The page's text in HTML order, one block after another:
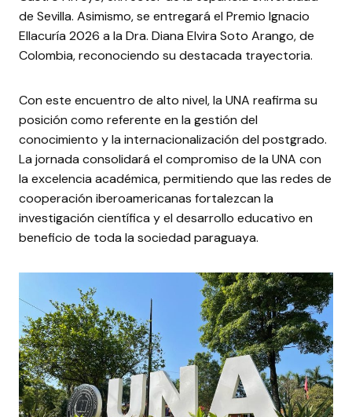
de Sevilla. Asimismo, se entregará el Premio Ignacio
Ellacuría 2026 a la Dra. Diana Elvira Soto Arango, de
Colombia, reconociendo su destacada trayectoria.
Con este encuentro de alto nivel, la UNA reafirma su
posición como referente en la gestión del
conocimiento y la internacionalización del postgrado.
La jornada consolidará el compromiso de la UNA con
la excelencia académica, permitiendo que las redes de
cooperación iberoamericanas fortalezcan la
investigación científica y el desarrollo educativo en
beneficio de toda la sociedad paraguaya.